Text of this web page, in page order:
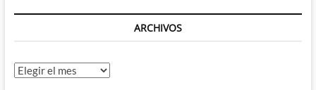
ARCHIVOS
Archivos